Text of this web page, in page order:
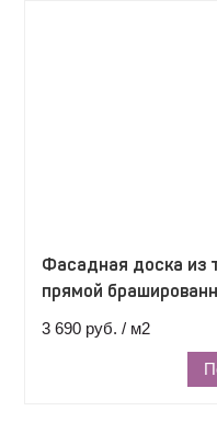
Фасадная доска из
прямой
3 690 руб. / м2